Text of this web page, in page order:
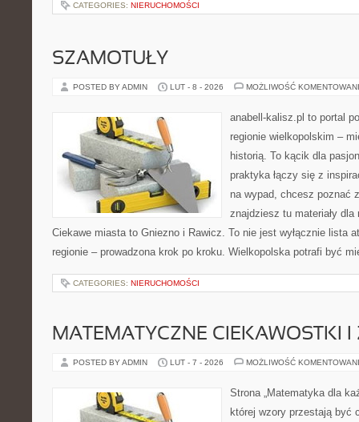
CATEGORIES: NIERUCHOMOŚCI
SZAMOTUŁY
POSTED BY ADMIN LUT - 8 - 2026 MOŻLIWOŚĆ
anabell-kalisz.pl to portal
regionie wielkopolskim –
historią. To kącik dla
praktyka łączy się z
na wypad, chcesz poznać
znajdziesz tu materiały
Ciekawe miasta to Gniezno i Rawicz. To nie jest wyłącznie lista
regionie – prowadzona krok po kroku. Wielkopolska potrafi być
CATEGORIES: NIERUCHOMOŚCI
MATEMATYCZNE CIEKAWOSTKI
POSTED BY ADMIN LUT - 7 - 2026 MOŻLIWOŚĆ
Strona „Matematyka dla
której wzory przestają być